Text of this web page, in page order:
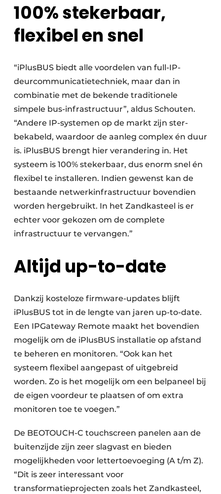
100% stekerbaar,
flexibel en snel
“iPlusBUS biedt alle voordelen van full-IP-
deurcommunicatietechniek, maar dan in
combinatie met de bekende traditionele
simpele bus-infrastructuur”, aldus Schouten.
“Andere IP-systemen op de markt zijn ster-
bekabeld, waardoor de aanleg complex én duur
is. iPlusBUS brengt hier verandering in. Het
systeem is 100% stekerbaar, dus enorm snel én
flexibel te installeren. Indien gewenst kan de
bestaande netwerkinfrastructuur bovendien
worden hergebruikt. In het Zandkasteel is er
echter voor gekozen om de complete
infrastructuur te vervangen.”
Altijd up-to-date
Dankzij kosteloze firmware-updates blijft
iPlusBUS tot in de lengte van jaren up-to-date.
Een IPGateway Remote maakt het bovendien
mogelijk om de iPlusBUS installatie op afstand
te beheren en monitoren. “Ook kan het
systeem flexibel aangepast of uitgebreid
worden. Zo is het mogelijk om een belpaneel bij
de eigen voordeur te plaatsen of om extra
monitoren toe te voegen.”
De BEOTOUCH-C touchscreen panelen aan de
buitenzijde zijn zeer slagvast en bieden
mogelijkheden voor lettertoevoeging (A t/m Z).
“Dit is zeer interessant voor
transformatieprojecten zoals het Zandkasteel,